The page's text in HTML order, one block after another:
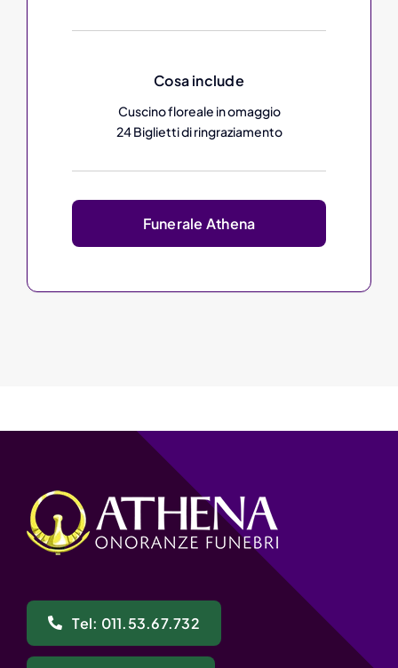
Cosa include
Cuscino floreale in omaggio
24 Biglietti di ringraziamento
Funerale Athena
Tel: 011.53.67.732